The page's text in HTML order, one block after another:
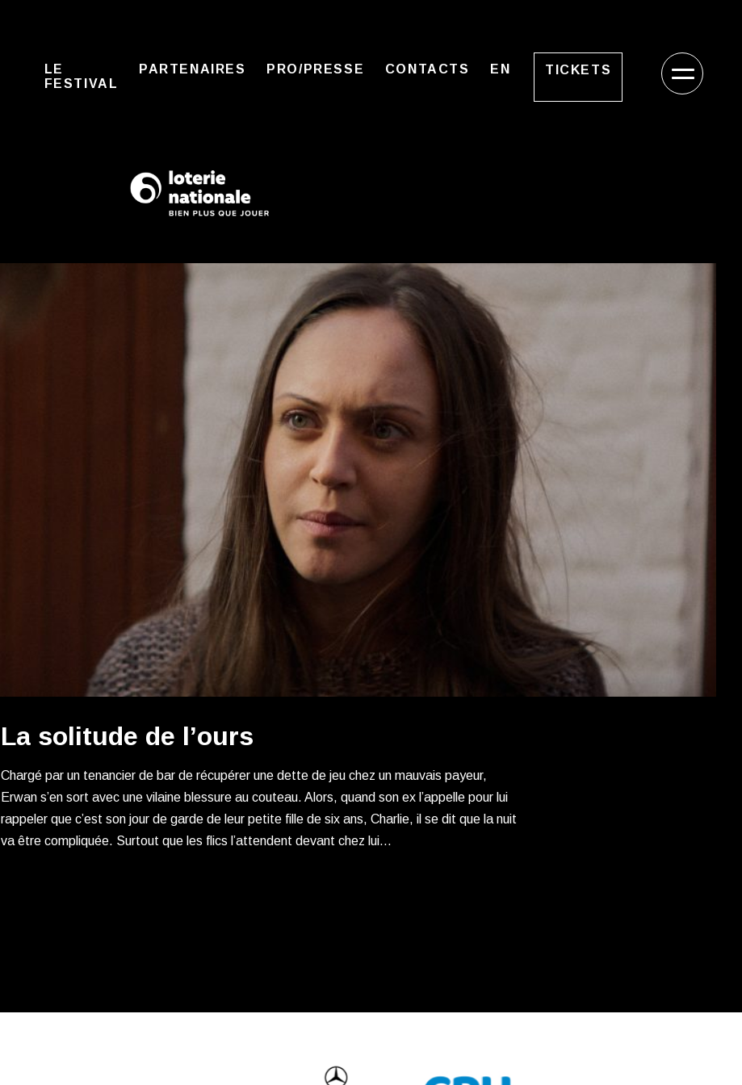
LE
FESTIVAL
PARTENAIRES PRO/PRESSE CONTACTS EN TICKETS
La solitude de l’ours
Chargé par un tenancier de bar de récupérer une dette de jeu chez un mauvais payeur,
Erwan s’en sort avec une vilaine blessure au couteau. Alors, quand son ex l’appelle pour lui
rappeler que c’est son jour de garde de leur petite fille de six ans, Charlie, il se dit que la nuit
va être compliquée. Surtout que les flics l’attendent devant chez lui…